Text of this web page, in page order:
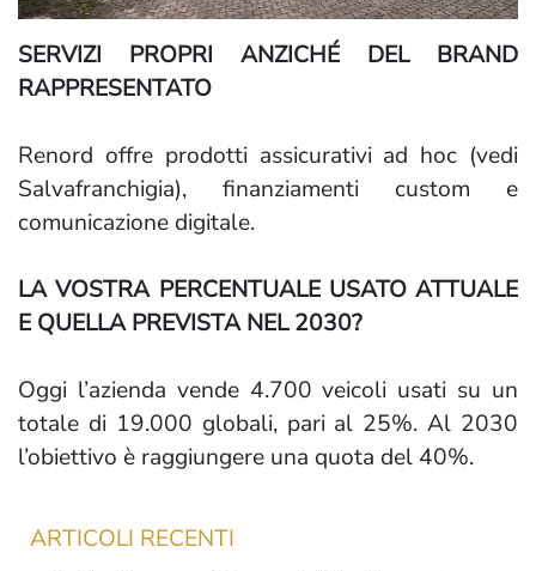
SERVIZI PROPRI ANZICHÉ DEL BRAND
RAPPRESENTATO
Renord offre prodotti assicurativi ad hoc (vedi
Salvafranchigia), finanziamenti custom e
comunicazione digitale.
LA VOSTRA PERCENTUALE USATO ATTUALE
E QUELLA PREVISTA NEL 2030?
Oggi l’azienda vende 4.700 veicoli usati su un
totale di 19.000 globali, pari al 25%. Al 2030
l’obiettivo è raggiungere una quota del 40%.
ARTICOLI RECENTI